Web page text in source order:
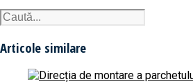
Articole similare